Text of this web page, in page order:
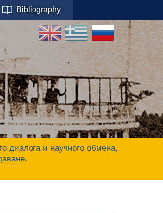
Bibliography
и научного обмена,